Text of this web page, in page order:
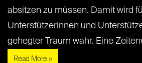
absitzen zu müssen. Damit wird
Unterstützerinnen und
gehegter Traum wahr. Eine
Read More »